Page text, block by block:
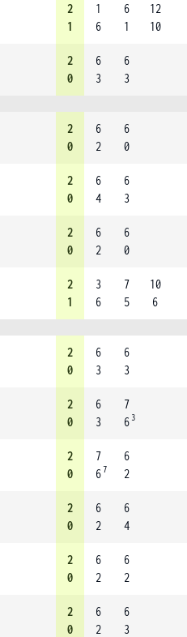
2
1
1
6
6
1
12
10
2
0
6
3
6
3
2
0
6
2
6
0
2
0
6
4
6
3
2
0
6
2
6
0
2
1
3
6
7
5
10
6
2
0
6
3
6
3
2
0
6
3
7
6 3
2
0
7
67
6
2
2
0
6
2
6
4
2
0
6
2
6
2
2
0
6
2
6
3